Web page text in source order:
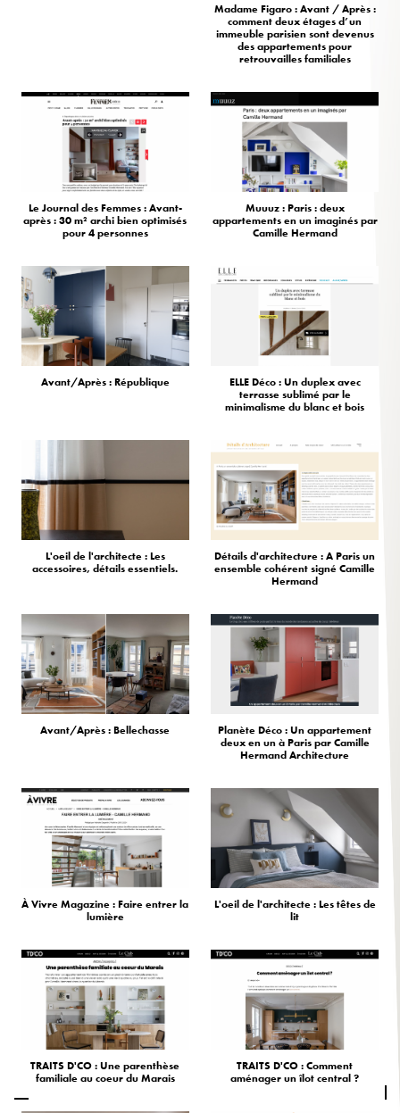
Madame Figaro : Avant / Après :
comment deux étages d’un
immeuble parisien sont devenus
des appartements pour
retrouvailles familiales
Le Journal des Femmes : Avant-
après : 30 m² archi bien optimisés
pour 4 personnes
Muuuz : Paris : deux
appartements en un imaginés par
Camille Hermand
Avant/Après : République
ELLE Déco : Un duplex avec
terrasse sublimé par le
minimalisme du blanc et bois
L'oeil de l'architecte : Les
accessoires, détails essentiels.
Détails d'architecture : A Paris un
ensemble cohérent signé Camille
Hermand
Avant/Après : Bellechasse
Planète Déco : Un appartement
deux en un à Paris par Camille
Hermand Architecture
À Vivre Magazine : Faire entrer la
lumière
L'oeil de l'architecte : Les têtes de
lit
TRAITS D'CO : Une parenthèse
familiale au coeur du Marais
TRAITS D'CO : Comment
aménager un îlot central ?